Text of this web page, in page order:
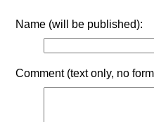
Name (will be published):
Comment (text only, no